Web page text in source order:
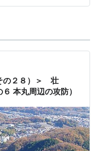
に火を放ち、燃え上が
屋の裏手にある、小宮
はやや急…
の２８）＞ 壮
本丸周辺の攻防）